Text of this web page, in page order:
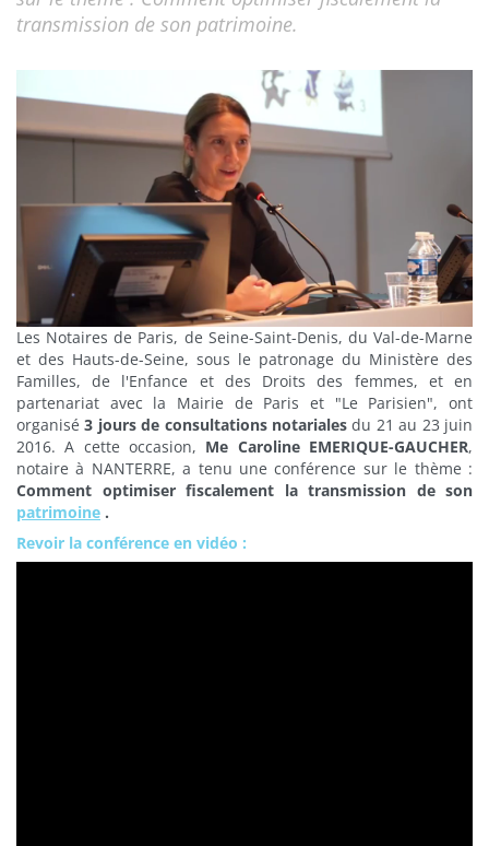
transmission de son patrimoine.
Les Notaires de Paris, de Seine-Saint-Denis, du Val-de-Marne
et des Hauts-de-Seine, sous le patronage du Ministère des
Familles, de l'Enfance et des Droits des femmes, et en
partenariat avec la Mairie de Paris et "Le Parisien", ont
organisé3 jours de consultations notariales du 21 au 23 juin
2016. A cette occasion, Me Caroline EMERIQUE-GAUCHER,
notaire à NANTERRE, a tenu une conférence sur le thème :
Comment optimiser fiscalement la transmission de son
patrimoine .
Revoir la conférence en vidéo :